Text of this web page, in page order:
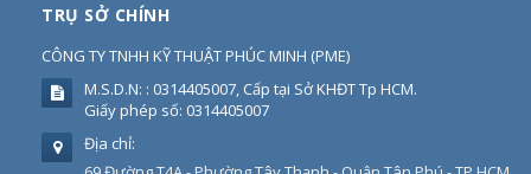
TRỤ SỞ CHÍNH
CÔNG TY TNHH KỸ THUẬT PHÚC MINH (PME)
M.S.D.N: : 0314405007, Cấp tại Sở KHĐT Tp HCM.
Giấy phép số: 0314405007
Địa chỉ: